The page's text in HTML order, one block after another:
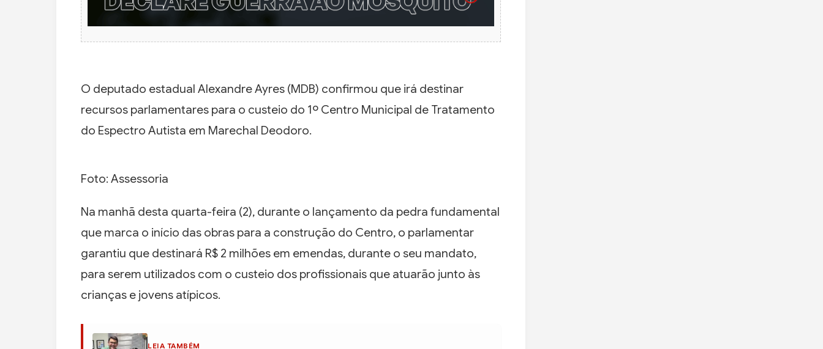
O deputado estadual Alexandre Ayres (MDB) confirmou que irá destinar
recursos parlamentares para o custeio do 1º Centro Municipal de Tratamento
do Espectro Autista em Marechal Deodoro.
Foto: Assessoria
Na manhã desta quarta-feira (2), durante o lançamento da pedra fundamental
que marca o início das obras para a construção do Centro, o parlamentar
garantiu que destinará R$ 2 milhões em emendas, durante o seu mandato,
para serem utilizados com o custeio dos profissionais que atuarão junto às
crianças e jovens atípicos.
LEIA TAMBÉM